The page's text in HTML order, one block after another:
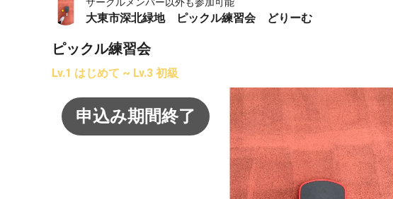
大東市深北緑地 ピックル練習会 どりーむ
ピックル練習会
Lv.1 はじめて ~ Lv.3 初級
申込み期間終了